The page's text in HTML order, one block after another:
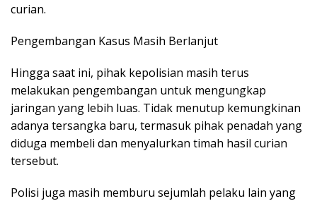
curian.
Pengembangan Kasus Masih Berlanjut
Hingga saat ini, pihak kepolisian masih terus
melakukan pengembangan untuk mengungkap
jaringan yang lebih luas. Tidak menutup kemungkinan
adanya tersangka baru, termasuk pihak penadah yang
diduga membeli dan menyalurkan timah hasil curian
tersebut.
Polisi juga masih memburu sejumlah pelaku lain yang